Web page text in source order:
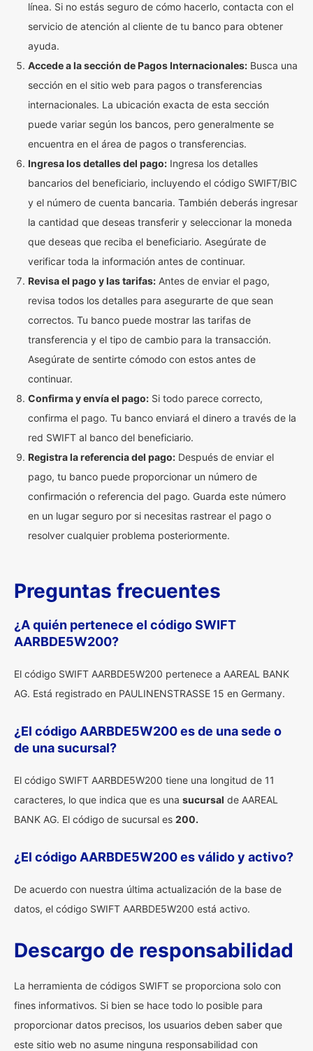
línea. Si no estás seguro de cómo hacerlo, contacta con el
servicio de atención al cliente de tu banco para obtener
ayuda.
Accede a la sección de Pagos Internacionales: Busca una
sección en el sitio web para pagos o transferencias
internacionales. La ubicación exacta de esta sección
puede variar según los bancos, pero generalmente se
encuentra en el área de pagos o transferencias.
Ingresa los detalles del pago: Ingresa los detalles
bancarios del beneficiario, incluyendo el código SWIFT/BIC
y el número de cuenta bancaria. También deberás ingresar
la cantidad que deseas transferir y seleccionar la moneda
que deseas que reciba el beneficiario. Asegúrate de
verificar toda la información antes de continuar.
Revisa el pago y las tarifas: Antes de enviar el pago,
revisa todos los detalles para asegurarte de que sean
correctos. Tu banco puede mostrar las tarifas de
transferencia y el tipo de cambio para la transacción.
Asegúrate de sentirte cómodo con estos antes de
continuar.
Confirma y envía el pago: Si todo parece correcto,
confirma el pago. Tu banco enviará el dinero a través de la
red SWIFT al banco del beneficiario.
Registra la referencia del pago: Después de enviar el
pago, tu banco puede proporcionar un número de
confirmación o referencia del pago. Guarda este número
en un lugar seguro por si necesitas rastrear el pago o
resolver cualquier problema posteriormente.
Preguntas frecuentes
¿A quién pertenece el código SWIFT
AARBDE5W200?
El código SWIFT AARBDE5W200 pertenece a AAREAL BANK
AG. Está registrado en PAULINENSTRASSE 15 en Germany.
¿El código AARBDE5W200 es de una sede o
de una sucursal?
El código SWIFT AARBDE5W200 tiene una longitud de 11
caracteres, lo que indica que es una sucursal de AAREAL
BANK AG. El código de sucursal es 200.
¿El código AARBDE5W200 es válido y activo?
De acuerdo con nuestra última actualización de la base de
datos, el código SWIFT AARBDE5W200 está activo.
Descargo de responsabilidad
La herramienta de códigos SWIFT se proporciona solo con
fines informativos. Si bien se hace todo lo posible para
proporcionar datos precisos, los usuarios deben saber que
este sitio web no asume ninguna responsabilidad con